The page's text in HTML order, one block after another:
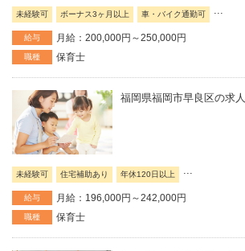
未経験可 ボーナス3ヶ月以上 車・バイク通勤可 ...
給与 月給：200,000円～250,000円
職種 保育士
福岡県福岡市早良区の求人
未経験可 住宅補助あり 年休120日以上 ...
給与 月給：196,000円～242,000円
職種 保育士